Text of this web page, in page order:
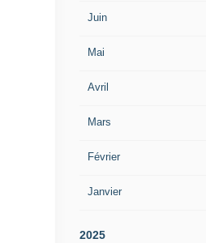
Juin
Mai
Avril
Mars
Février
Janvier
2025